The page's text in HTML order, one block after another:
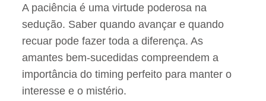
A paciência é uma virtude poderosa na
sedução. Saber quando avançar e quando
recuar pode fazer toda a diferença. As
amantes bem-sucedidas compreendem a
importância do timing perfeito para manter o
interesse e o mistério.